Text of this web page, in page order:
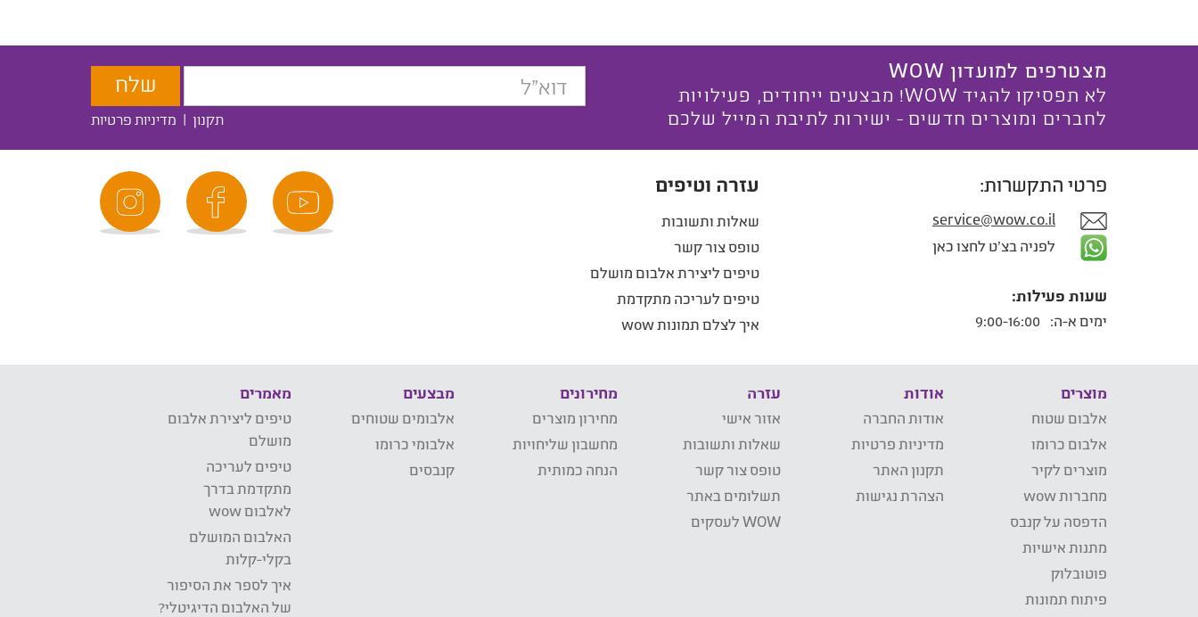
מצטרפים למועדון WOW
לא תפסיקו להגיד WOW! מבצעים ייחודים, פעילויות
לחברים ומוצרים חדשים - ישירות לתיבת המייל שלכם
תקנון | מדיניות פרטיות
פרטי התקשרות:
service@wow.co.il
לפניה בצ'ט לחצו כאן
שעות פעילות:
ימים א-ה:
עזרה וטיפים
שאלות ותשובות
טופס צור קשר
טיפים ליצירת אלבום מושלם
טיפים לעריכה מתקדמת
איך לצלם תמונות wow
מוצרים
אלבום שטוח
אלבום כרומו
מוצרים לקיר
מחברות wow
הדפסה על קנבס
מתנות אישיות
פוטובלוק
פיתוח תמונות
אודות
אודות החברה
מדיניות פרטיות
תקנון האתר
הצהרת נגישות
עזרה
אזור אישי
שאלות ותשובות
טופס צור קשר
תשלומים באתר
WOW לעסקים
מחירונים
מחירון מוצרים
מחשבון שליחויות
הנחה כמותית
מבצעים
אלבומים שטוחים
אלבומי כרומו
קנבסים
מאמרים
טיפים ליצירת אלבום
מושלם
טיפים לעריכה
מתקדמת בדרך
לאלבום wow
האלבום המושלם
בקלי-קלות
איך לספר את הסיפור
של האלבום הדיגיטלי?